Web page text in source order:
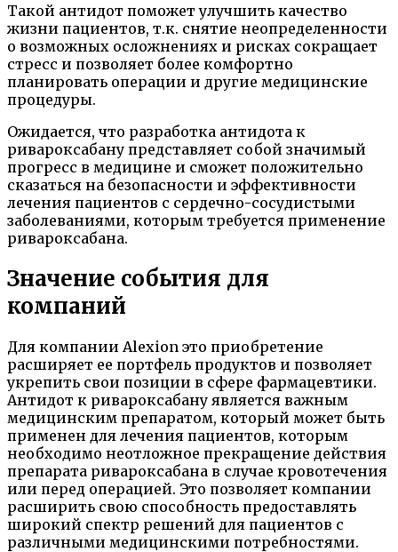
Такой антидот поможет улучшить качество
жизни пациентов, т.к. снятие неопределенности
о возможных осложнениях и рисках сокращает
стресс и позволяет более комфортно
планировать операции и другие медицинские
процедуры.
Ожидается, что разработка антидота к
ривароксабану представляет собой значимый
прогресс в медицине и сможет положительно
сказаться на безопасности и эффективности
лечения пациентов с сердечно-сосудистыми
заболеваниями, которым требуется применение
ривароксабана.
Значение события для
компаний
Для компании Alexion это приобретение
расширяет ее портфель продуктов и позволяет
укрепить свои позиции в сфере фармацевтики.
Антидот к ривароксабану является важным
медицинским препаратом, который может быть
применен для лечения пациентов, которым
необходимо неотложное прекращение действия
препарата ривароксабана в случае кровотечения
или перед операцией. Это позволяет компании
расширить свою способность предоставлять
широкий спектр решений для пациентов с
различными медицинскими потребностями.